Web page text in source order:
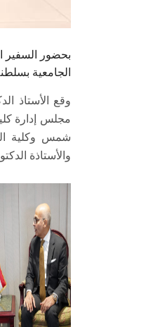
بحضور السفير
الجامعية
وقع الأستاذ
مجلس إدارة
شمس وكلية
والأستاذة